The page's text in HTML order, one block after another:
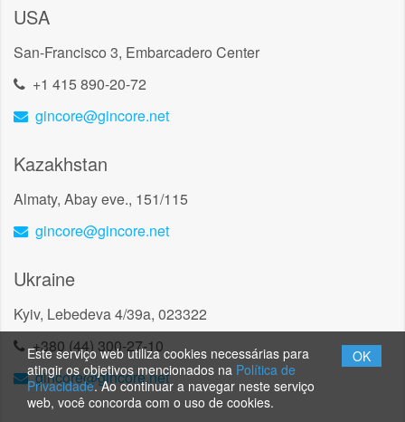
USA
San-Francisco 3, Embarcadero Center
+1 415 890-20-72
gincore@gincore.net
Kazakhstan
Almaty, Abay eve., 151/115
gincore@gincore.net
Ukraine
Kyiv, Lebedeva 4/39a, 023322
+380 (44) 300-27-10
gincore@gincore.net
Este serviço web utiliza cookies necessárias para
atingir os objetivos mencionados na Política de
Privacidade. Ao continuar a navegar neste serviço
web, você concorda com o uso de cookies.
OK